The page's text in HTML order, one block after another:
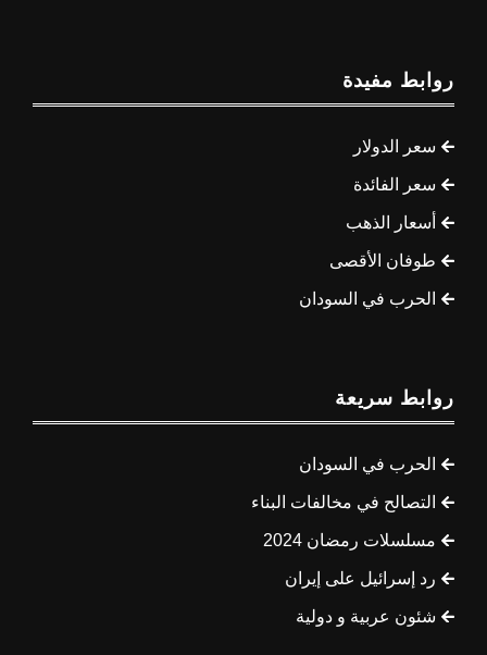
روابط مفيدة
سعر الدولار
سعر الفائدة
أسعار الذهب
طوفان الأقصى
الحرب في السودان
روابط سريعة
الحرب في السودان
التصالح في مخالفات البناء
مسلسلات رمضان 2024
رد إسرائيل على إيران
شئون عربية و دولية